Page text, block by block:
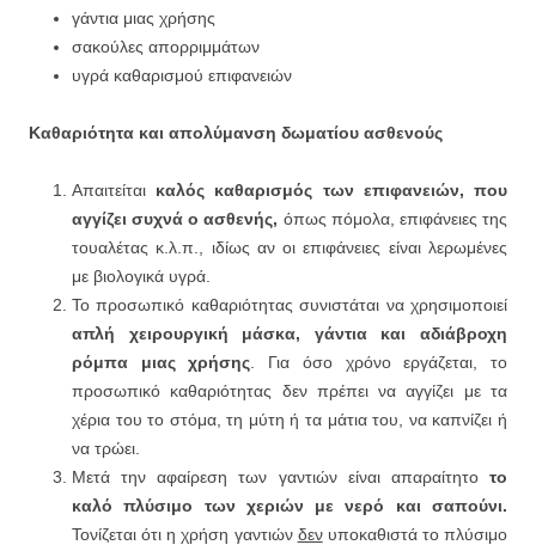
γάντια μιας χρήσης
σακούλες απορριμμάτων
υγρά καθαρισμού επιφανειών
Καθαριότητα και απολύμανση δωματίου ασθενούς
Απαιτείται καλός καθαρισμός των επιφανειών, που
αγγίζει συχνά ο ασθενής, όπως πόμολα, επιφάνειες της
τουαλέτας κ.λ.π., ιδίως αν οι επιφάνειες είναι λερωμένες
με βιολογικά υγρά.
Το προσωπικό καθαριότητας συνιστάται να χρησιμοποιεί
απλή χειρουργική μάσκα, γάντια και αδιάβροχη
ρόμπα μιας χρήσης . Για όσο χρόνο εργάζεται, το
προσωπικό καθαριότητας δεν πρέπει να αγγίζει με τα
χέρια του το στόμα, τη μύτη ή τα μάτια του, να καπνίζει ή
να τρώει.
Μετά την αφαίρεση των γαντιών είναι απαραίτητο το
καλό πλύσιμο των χεριών με νερό και σαπούνι.
Τονίζεται ότι η χρήση γαντιών δενυποκαθιστά το πλύσιμο